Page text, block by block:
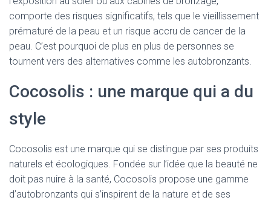
comporte des risques significatifs, tels que le vieillissement
prématuré de la peau et un risque accru de cancer de la
peau. C’est pourquoi de plus en plus de personnes se
tournent vers des alternatives comme les autobronzants.
Cocosolis : une marque qui a du
style
Cocosolis est une marque qui se distingue par ses produits
naturels et écologiques. Fondée sur l’idée que la beauté ne
doit pas nuire à la santé, Cocosolis propose une gamme
d’autobronzants qui s’inspirent de la nature et de ses